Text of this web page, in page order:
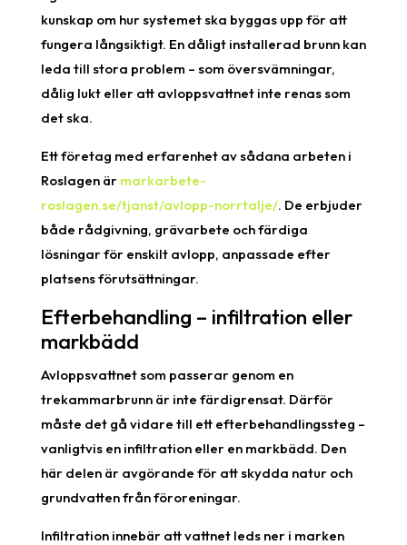
kunskap om hur systemet ska byggas upp för att
fungera långsiktigt. En dåligt installerad brunn kan
leda till stora problem – som översvämningar,
dålig lukt eller att avloppsvattnet inte renas som
det ska.
Ett företag med erfarenhet av sådana arbeten i
Roslagen är markarbete-
roslagen.se/tjanst/avlopp-norrtalje/. De erbjuder
både rådgivning, grävarbete och färdiga
lösningar för enskilt avlopp, anpassade efter
platsens förutsättningar.
Efterbehandling – infiltration eller
markbädd
Avloppsvattnet som passerar genom en
trekammarbrunn är inte färdigrensat. Därför
måste det gå vidare till ett efterbehandlingssteg –
vanligtvis en infiltration eller en markbädd. Den
här delen är avgörande för att skydda natur och
grundvatten från föroreningar.
Infiltration innebär att vattnet leds ner i marken